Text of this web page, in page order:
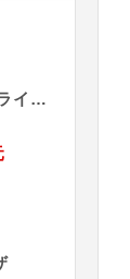
ディノス オンラインショップ